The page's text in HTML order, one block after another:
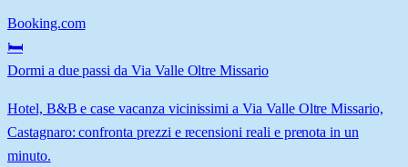
Booking.com
🛏️
Dormi a due passi da Via Valle Oltre Missario
Hotel, B&B e case vacanza vicinissimi a Via Valle Oltre Missario,
Castagnaro: confronta prezzi e recensioni reali e prenota in un
minuto.